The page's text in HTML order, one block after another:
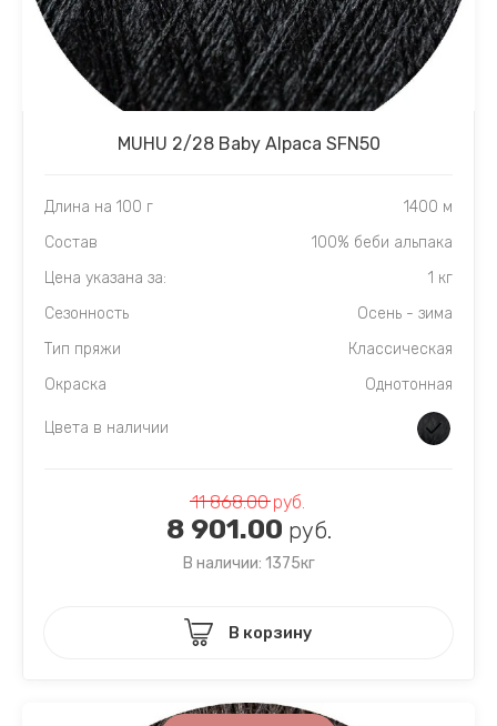
MUHU 2/28 Baby Alpaca SFN50
Длина на 100 г
1400 м
Состав
100% беби альпака
Цена указана за:
1 кг
Сезонность
Осень - зима
Тип пряжи
Классическая
Окраска
Однотонная
Цвета в наличии
11 868.00руб.
8 901.00 руб.
В наличии: 1375кг
В корзину